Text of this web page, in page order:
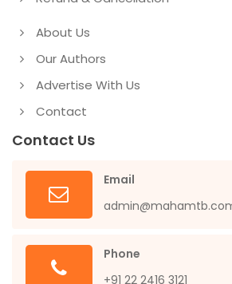
About Us
Our Authors
Advertise With Us
Contact
Contact Us
Email
Phone
+91 22 2416 3121